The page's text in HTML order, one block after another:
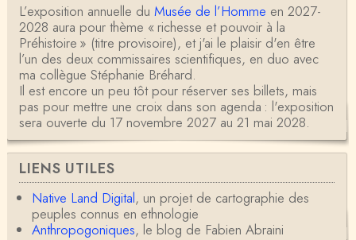
L’exposition annuelle du Musée de l’Homme en 2027-
2028 aura pour thème « richesse et pouvoir à la
Préhistoire » (titre provisoire), et j'ai le plaisir d'en être
l’un des deux commissaires scientifiques, en duo avec
ma collègue Stéphanie Bréhard.
Il est encore un peu tôt pour réserver ses billets, mais
pas pour mettre une croix dans son agenda : l'exposition
sera ouverte du 17 novembre 2027 au 21 mai 2028.
LIENS UTILES
Native Land Digital, un projet de cartographie des
peuples connus en ethnologie
Anthropogoniques, le blog de Fabien Abraini